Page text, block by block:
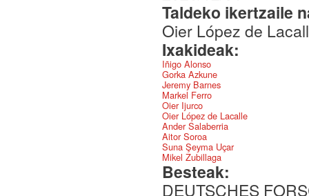
Taldeko ikertzaile
Oier López de
Ixakideak:
Iñigo Alonso
Gorka Azkune
Jeremy Barnes
Markel Ferro
Oier Ijurco
Oier López de Lacalle
Ander Salaberria
Aitor Soroa
Suna Şeyma Uçar
Mikel Zubillaga
Besteak:
DEUTSCHES